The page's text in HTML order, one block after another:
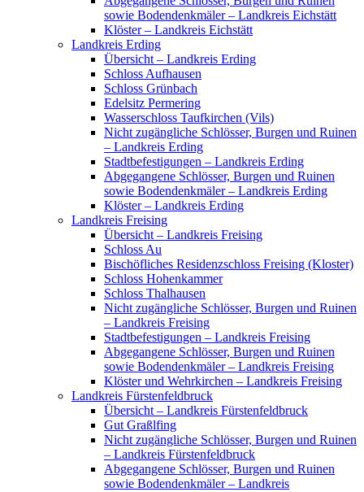
sowie Bodendenkmäler – Landkreis Eichstätt
Klöster – Landkreis Eichstätt
Landkreis Erding
Übersicht – Landkreis Erding
Schloss Aufhausen
Schloss Grünbach
Edelsitz Permering
Wasserschloss Taufkirchen (Vils)
Nicht zugängliche Schlösser, Burgen und Ruinen
– Landkreis Erding
Stadtbefestigungen – Landkreis Erding
Abgegangene Schlösser, Burgen und Ruinen
sowie Bodendenkmäler – Landkreis Erding
Klöster – Landkreis Erding
Landkreis Freising
Übersicht – Landkreis Freising
Schloss Au
Bischöfliches Residenzschloss Freising (Kloster)
Schloss Hohenkammer
Schloss Thalhausen
Nicht zugängliche Schlösser, Burgen und Ruinen
– Landkreis Freising
Stadtbefestigungen – Landkreis Freising
Abgegangene Schlösser, Burgen und Ruinen
sowie Bodendenkmäler – Landkreis Freising
Klöster und Wehrkirchen – Landkreis Freising
Landkreis Fürstenfeldbruck
Übersicht – Landkreis Fürstenfeldbruck
Gut Graßlfing
Nicht zugängliche Schlösser, Burgen und Ruinen
– Landkreis Fürstenfeldbruck
Abgegangene Schlösser, Burgen und Ruinen
sowie Bodendenkmäler – Landkreis